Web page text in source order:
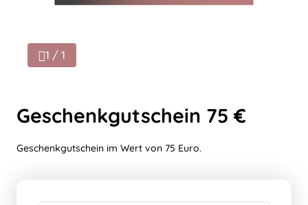
1 / 1
Geschenkgutschein 75 €
Geschenkgutschein im Wert von 75 Euro.